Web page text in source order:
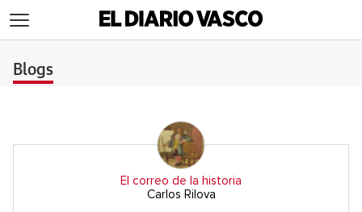
Blogs
El correo de la historia
Carlos Rilova